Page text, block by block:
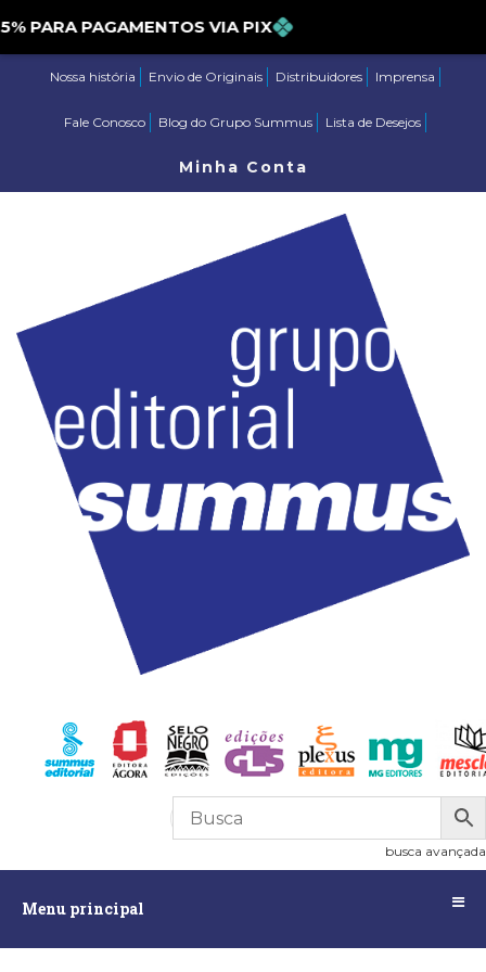
PAGAMENTOS VIA PIX
Nossa história Envio de Originais Distribuidores Imprensa
Fale Conosco Blog do Grupo Summus Lista de Desejos
Minha Conta
R$0,00
busca avançada
Menu principal
principalAssuntos